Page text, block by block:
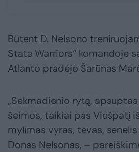
Būtent D. Nelsono
State Warriors“ komandoje
Atlanto pradėjo Šarūnas
„Sekmadienio rytą,
šeimos, taikiai pas Viešpatį
mylimas vyras, tėvas,
Donas Nelsonas, –